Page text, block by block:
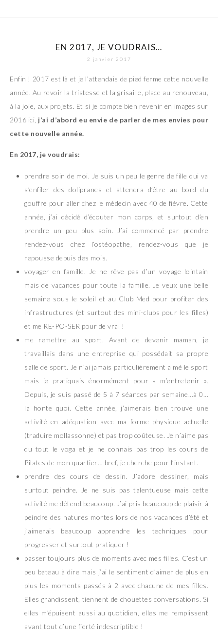
EN 2017, JE VOUDRAIS…
2 janvier 2017
Enfin ! 2017 est là et je l’attendais de pied ferme cette nouvelle
année. Au revoir la tristesse et la grisaille, place au renouveau,
à la joie, aux projets. Et si je compte bien revenir en images sur
2016 ici, j’ai d’abord eu envie de parler de mes envies pour
cette nouvelle année.
En 2017, je voudrais:
prendre soin de moi. Je suis un peu le genre de fille qui va
s’enfiler des dolipranes et attendra d’être au bord du
gouffre pour aller chez le médecin avec 40 de fièvre. Cette
année, j’ai décidé d’écouter mon corps, et surtout d’en
prendre un peu plus soin. J’ai commencé par prendre
rendez-vous chez l’ostéopathe, rendez-vous que je
repousse depuis des mois.
voyager en famille. Je ne rêve pas d’un voyage lointain
mais de vacances pour toute la famille. Je veux une belle
semaine sous le soleil et au Club Med pour profiter des
infrastructures (et surtout des mini-clubs pour les filles)
et me RE-PO-SER pour de vrai !
me remettre au sport. Avant de devenir maman, je
travaillais dans une entreprise qui possédait sa propre
salle de sport. Je n’ai jamais particulièrement aimé le sport
mais je pratiquais énormément pour « m’entretenir ».
Depuis, je suis passé de 5 à 7 séances par semaine…à 0…
la honte quoi. Cette année, j’aimerais bien trouvé une
activité en adéquation avec ma forme physique actuelle
(traduire mollassonne) et pas trop coûteuse. Je n’aime pas
du tout le yoga et je ne connais pas trop les cours de
Pilates de mon quartier… bref, je cherche pour l’instant.
prendre des cours de dessin. J’adore dessiner, mais
surtout peindre. Je ne suis pas talentueuse mais cette
activité me détend beaucoup. J’ai pris beaucoup de plaisir à
peindre des natures mortes lors de nos vacances d’été et
j’aimerais beaucoup apprendre les techniques pour
progresser et surtout pratiquer !
passer toujours plus de moments avec mes filles. C’est un
peu bateau à dire mais j’ai le sentiment d’aimer de plus en
plus les moments passés à 2 avec chacune de mes filles.
Elles grandissent, tiennent de chouettes conversations. Si
elles m’épuisent aussi au quotidien, elles me remplissent
avant tout d’une fierté indescriptible !